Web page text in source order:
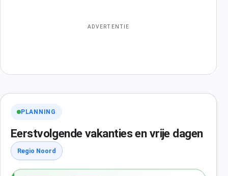
ADVERTENTIE
PLANNING
Eerstvolgende vakanties en vrije dagen
Regio Noord